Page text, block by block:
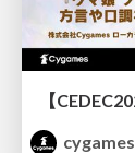
cygames